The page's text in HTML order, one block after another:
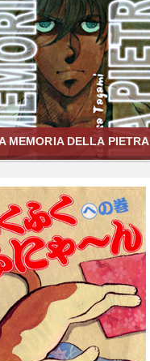
MEMORIA DELLA PIETRA